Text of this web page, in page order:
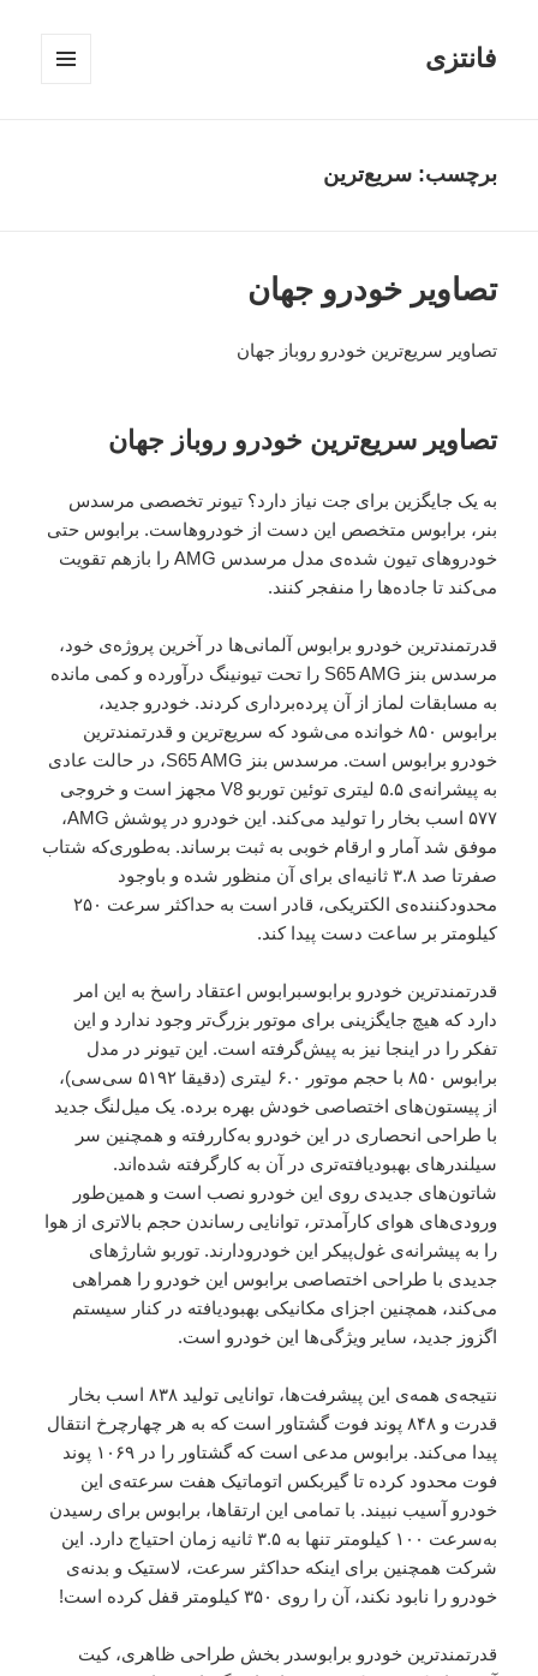
فانتزی
برچسب: سریع‌ترین
تصاویر خودرو جهان
تصاویر سریع‌ترین خودرو روباز جهان
تصاویر سریع‌ترین خودرو روباز جهان
به یک جایگزین برای جت نیاز دارد؟ تیونر تخصصی مرسدس
بنر، برابوس متخصص این دست از خودروهاست. برابوس حتی
خودرو‌های تیون شده‌ی مدل مرسدس AMG را بازهم تقویت
می‌کند تا جاده‌‌ها را منفجر کنند.
قدرتمندترین خودرو برابوس آلمانی‌‌ها در آخرین پروژه‌ی خود،
مرسدس بنز S65 AMG را تحت تیونینگ درآورده و کمی مانده
به مسابقات لماز از آن پرده‌برداری کردند. خودرو جدید،
برابوس ۸۵۰ خوانده می‌شود که سریع‌ترین و قدرتمندترین
خودرو برابوس است. مرسدس بنز S65 AMG، در حالت عادی
به پیشرانه‌ی ۵.۵ لیتری توئین توربو V8 مجهز است و خروجی
۵۷۷ اسب بخار را تولید می‌کند. این خودرو در پوشش AMG،
موفق شد آمار و ارقام خوبی به ثبت برساند. به‌طوری‌که شتاب
صفرتا صد ۳.۸ ثانیه‌ای برای آن منظور شده و باوجود
محدودکننده‌ی الکتریکی، قادر است به حداکثر سرعت ۲۵۰
کیلومتر بر ساعت دست پیدا کند.
قدرتمندترین خودرو برابوسبرابوس اعتقاد راسخ به این امر
دارد که هیچ جایگزینی برای موتور بزرگ‌تر وجود ندارد و این
تفکر را در اینجا نیز به پیش‌گرفته است. این تیونر در مدل
برابوس ۸۵۰ با حجم موتور ۶.۰ لیتری (دقیقا ۵۱۹۲ سی‌سی)،
از پیستون‌های اختصاصی خودش بهره برده. یک میل‌لنگ جدید
با طراحی انحصاری در این خودرو به‌کاررفته و همچنین سر
سیلندرهای بهبودیافته‌تری در آن به کارگرفته شده‌اند.
شاتون‌های جدیدی روی این خودرو نصب است و همین‌طور
ورودی‌های هوای کارآمدتر، توانایی رساندن حجم بالاتری از هوا
را به پیشرانه‌ی غول‌پیکر این خودرودارند. توربو شارژهای
جدیدی با طراحی اختصاصی برابوس این خودرو را همراهی
می‌کند، همچنین اجزای مکانیکی بهبودیافته در کنار سیستم
اگزوز جدید، سایر ویژگی‌ها این خودرو است.
نتیجه‌ی همه‌ی این پیشرفت‌ها، توانایی تولید ۸۳۸ اسب بخار
قدرت و ۸۴۸ پوند فوت گشتاور است که به هر چهارچرخ انتقال
پیدا می‌کند. برابوس مدعی است که گشتاور را در ۱۰۶۹ پوند
فوت محدود کرده تا گیربکس اتوماتیک هفت سرعته‌ی این
خودرو آسیب نبیند. با تمامی این ارتقاها، برابوس برای رسیدن
به‌سرعت ۱۰۰ کیلومتر تنها به ۳.۵ ثانیه زمان احتیاج دارد. این
شرکت همچنین برای اینکه حداکثر سرعت، لاستیک و بدنه‌ی
خودرو را نابود نکند، آن را روی ۳۵۰ کیلومتر قفل کرده است!
قدرتمندترین خودرو برابوسدر بخش طراحی ظاهری، کیت